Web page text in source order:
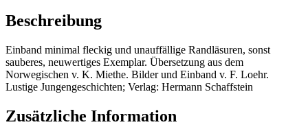
Beschreibung
Einband minimal fleckig und unauffällige Randläsuren, sonst
sauberes, neuwertiges Exemplar. Übersetzung aus dem
Norwegischen v. K. Miethe. Bilder und Einband v. F. Loehr.
Lustige Jungengeschichten; Verlag: Hermann Schaffstein
Zusätzliche Information